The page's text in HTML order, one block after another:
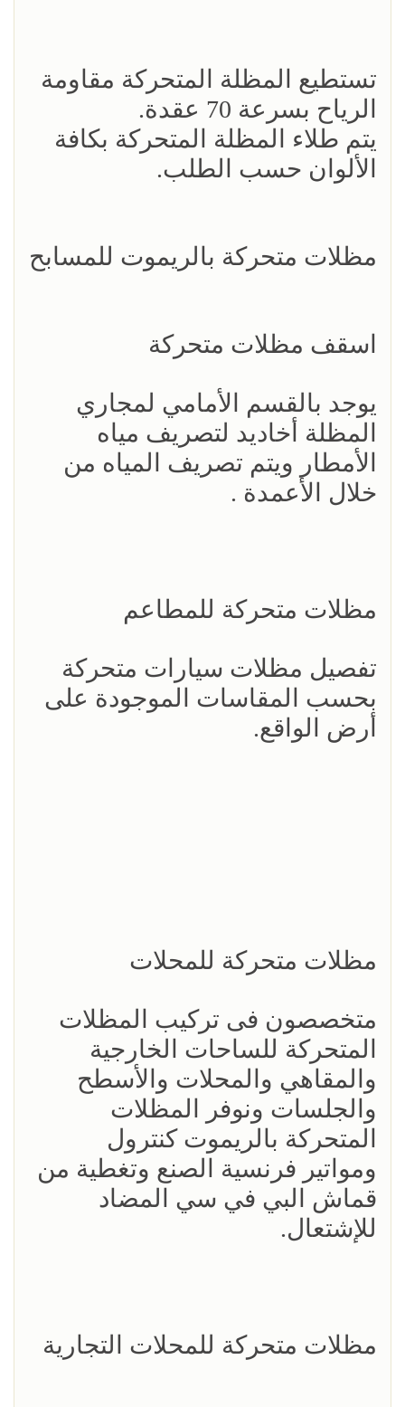
تستطيع المظلة المتحركة مقاومة
الرياح بسرعة 70 عقدة.
يتم طلاء المظلة المتحركة بكافة
الألوان حسب الطلب.
مظلات متحركة بالريموت للمسابح
اسقف مظلات متحركة
يوجد بالقسم الأمامي لمجاري
المظلة أخاديد لتصريف مياه
الأمطار ويتم تصريف المياه من
خلال الأعمدة .
مظلات متحركة للمطاعم
تفصيل مظلات سيارات متحركة
بحسب المقاسات الموجودة على
أرض الواقع.
مظلات متحركة للمحلات
متخصصون فى تركيب المظلات
المتحركة للساحات الخارجية
والمقاهي والمحلات والأسطح
والجلسات ونوفر المظلات
المتحركة بالريموت كنترول
ومواتير فرنسية الصنع وتغطية من
قماش البي في سي المضاد
للإشتعال.
مظلات متحركة للمحلات التجارية